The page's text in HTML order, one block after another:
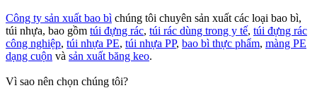
Công ty sản xuất bao bì chúng tôi chuyên sản xuất các loại bao bì,
túi nhựa, bao gồm túi đựng rác, túi rác dùng trong y tế, túi đựng rác
công nghiệp, túi nhựa PE, túi nhựa PP, bao bì thực phẩm, màng PE
dạng cuộn và sản xuất băng keo.
Vì sao nên chọn chúng tôi?